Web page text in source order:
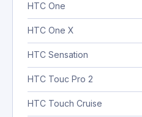
HTC One
HTC One X
HTC Sensation
HTC Touc Pro 2
HTC Touch Cruise